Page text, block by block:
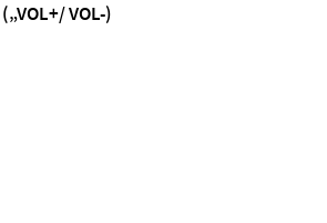
(„VOL+/ VOL-)